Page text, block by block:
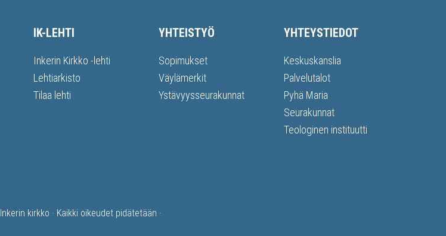
IK-LEHTI
Inkerin Kirkko -lehti
Lehtiarkisto
Tilaa lehti
YHTEISTYÖ
Sopimukset
Väylämerkit
Ystävyysseurakunnat
YHTEYSTIEDOT
Keskuskanslia
Palvelutalot
Pyhä Maria
Seurakunnat
Teologinen instituutti
Inkerin kirkko · Kaikki oikeudet pidätetään ·